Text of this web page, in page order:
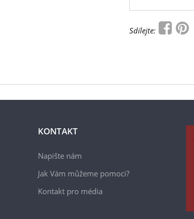
Sdílejte:
KONTAKT
Napište nám
Jak Vám můžeme pomoci?
Kontakt pro média